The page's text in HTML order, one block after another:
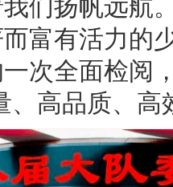
富有活力的
次全面检阅
、高品质、